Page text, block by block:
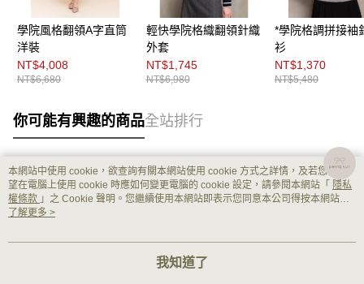
學院風格翻領A字直筒
洋裝
NT$4,008
NT$6,680
輕快學院格織翻領針織
外套
NT$1,745
NT$6,980
*學院格調拼接袖
衫
NT$1,370
NT$5,480
你可能有興趣的商品全站排行
熱門標籤
本網站中使用 cookie，欲查詢有關本網站使用 cookie 方式之詳情，及若您不希
望在電腦上使用 cookie 時應如何變更電腦的 cookie 設定，請參閱本網站「 隱私
權條款 」之 Cookie 聲明。您繼續使用本網站即表示您同意本公司得按本網站使
用條款之 Cookie 聲明使用 cookie。
了解更多 >
我知道了